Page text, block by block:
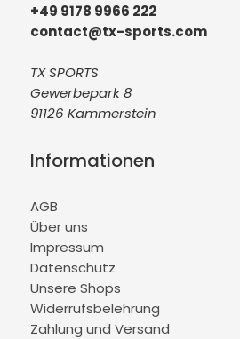
+49 9178 9966 222
contact@tx-sports.com
TX SPORTS
Gewerbepark 8
91126 Kammerstein
Informationen
AGB
Über uns
Impressum
Datenschutz
Unsere Shops
Widerrufsbelehrung
Zahlung und Versand